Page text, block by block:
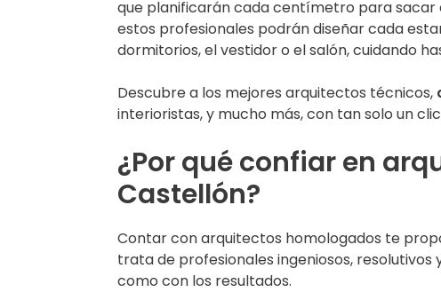
que planificarán cada centímetro para sacar
estos profesionales podrán diseñar cada
dormitorios, el vestidor o el salón, cuidando
Descubre a los mejores arquitectos técnicos,
interioristas, y mucho más, con tan solo un
¿Por qué confiar en
Castellón?
Contar con arquitectos homologados te
trata de profesionales ingeniosos,
como con los resultados.